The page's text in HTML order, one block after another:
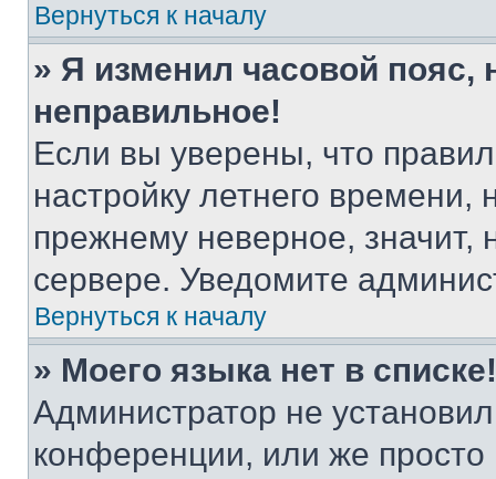
Вернуться к началу
» Я изменил часовой пояс,
неправильное!
Если вы уверены, что
настройку летнего
прежнему неверное, значит,
сервере. Уведомите
Вернуться к началу
» Моего языка нет в списке!
Администратор не
конференции, или же